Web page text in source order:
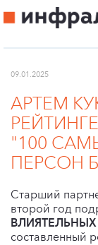
09.01.2025
АРТЕМ
"100
ПЕРСОН
Старший
второй год
составленный